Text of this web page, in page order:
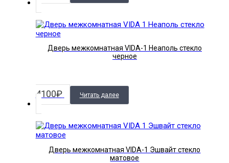
Дверь межкомнатная VIDA-1 Неаполь стекло
черное
4100₽ Читать далее
Дверь межкомнатная VIDA-1 Эшвайт стекло
матовое